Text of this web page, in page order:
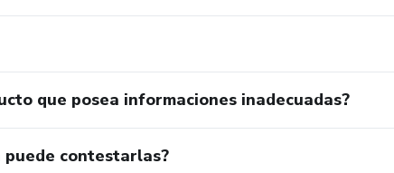
que posea informaciones inadecuadas?
puede contestarlas?